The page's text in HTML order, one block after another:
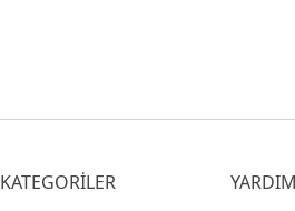
KATEGORİLER YARDIM